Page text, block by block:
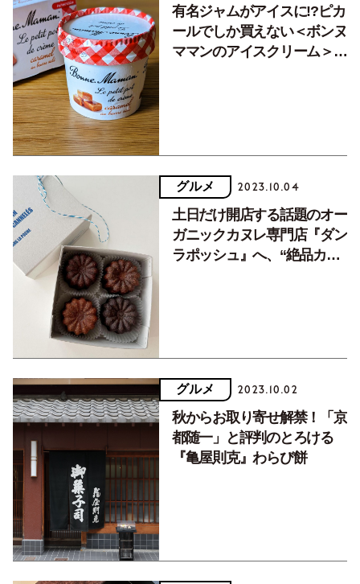
有名ジャムがアイスに!?ピカ
ールでしか買えない＜ボンヌ
ママンのアイスクリーム＞が
グルメ 2023.10.04
土日だけ開店する話題のオー
ガニックカヌレ専門店『ダン
ラポッシュ』へ、“絶品カヌ
グルメ 2023.10.02
秋からお取り寄せ解禁！「京
都随一」と評判のとろける
『亀屋則克』わらび餅